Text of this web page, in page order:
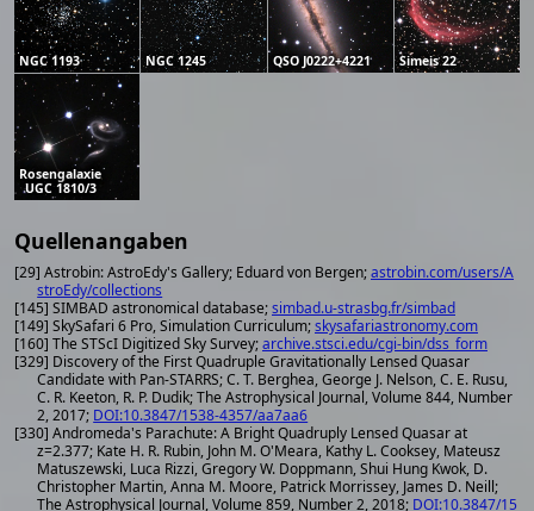
NGC 1193 NGC 1245 QSO J0222+4221 Simeis 22
Rosengalaxie
UGC 1810/3
Quellenangaben
[29] Astrobin: AstroEdy's Gallery; Eduard von Bergen;astrobin.com/users/A
stroEdy/collections
[145] SIMBAD astronomical database;simbad.u-strasbg.fr/simbad
[149] SkySafari 6 Pro, Simulation Curriculum;skysafariastronomy.com
[160] The STScI Digitized Sky Survey;archive.stsci.edu/cgi-bin/dss_form
[329] Discovery of the First Quadruple Gravitationally Lensed Quasar
Candidate with Pan-STARRS; C. T. Berghea, George J. Nelson, C. E. Rusu,
C. R. Keeton, R. P. Dudik; The Astrophysical Journal, Volume 844, Number
2, 2017; DOI:10.3847/1538-4357/aa7aa6
[330] Andromeda's Parachute: A Bright Quadruply Lensed Quasar at
z=2.377; Kate H. R. Rubin, John M. O'Meara, Kathy L. Cooksey, Mateusz
Matuszewski, Luca Rizzi, Gregory W. Doppmann, Shui Hung Kwok, D.
Christopher Martin, Anna M. Moore, Patrick Morrissey, James D. Neill;
The Astrophysical Journal, Volume 859, Number 2, 2018; DOI:10.3847/15